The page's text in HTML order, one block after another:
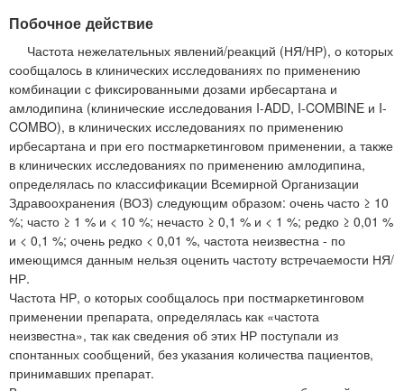
Побочное действие
Частота нежелательных явлений/реакций (НЯ/НР), о которых
сообщалось в клинических исследованиях по применению
комбинации с фиксированными дозами ирбесартана и
амлодипина (клинические исследования I-ADD, I-COMBINE и I-
COMBO), в клинических исследованиях по применению
ирбесартана и при его постмаркетинговом применении, а также
в клинических исследованиях по применению амлодипина,
определялась по классификации Всемирной Организации
Здравоохранения (ВОЗ) следующим образом: очень часто ≥ 10
%; часто ≥ 1 % и < 10 %; нечасто ≥ 0,1 % и < 1 %; редко ≥ 0,01 %
и < 0,1 %; очень редко < 0,01 %, частота неизвестна - по
имеющимся данным нельзя оценить частоту встречаемости НЯ/
НР.
Частота НР, о которых сообщалось при постмаркетинговом
применении препарата, определялась как «частота
неизвестна», так как сведения об этих НР поступали из
спонтанных сообщений, без указания количества пациентов,
принимавших препарат.